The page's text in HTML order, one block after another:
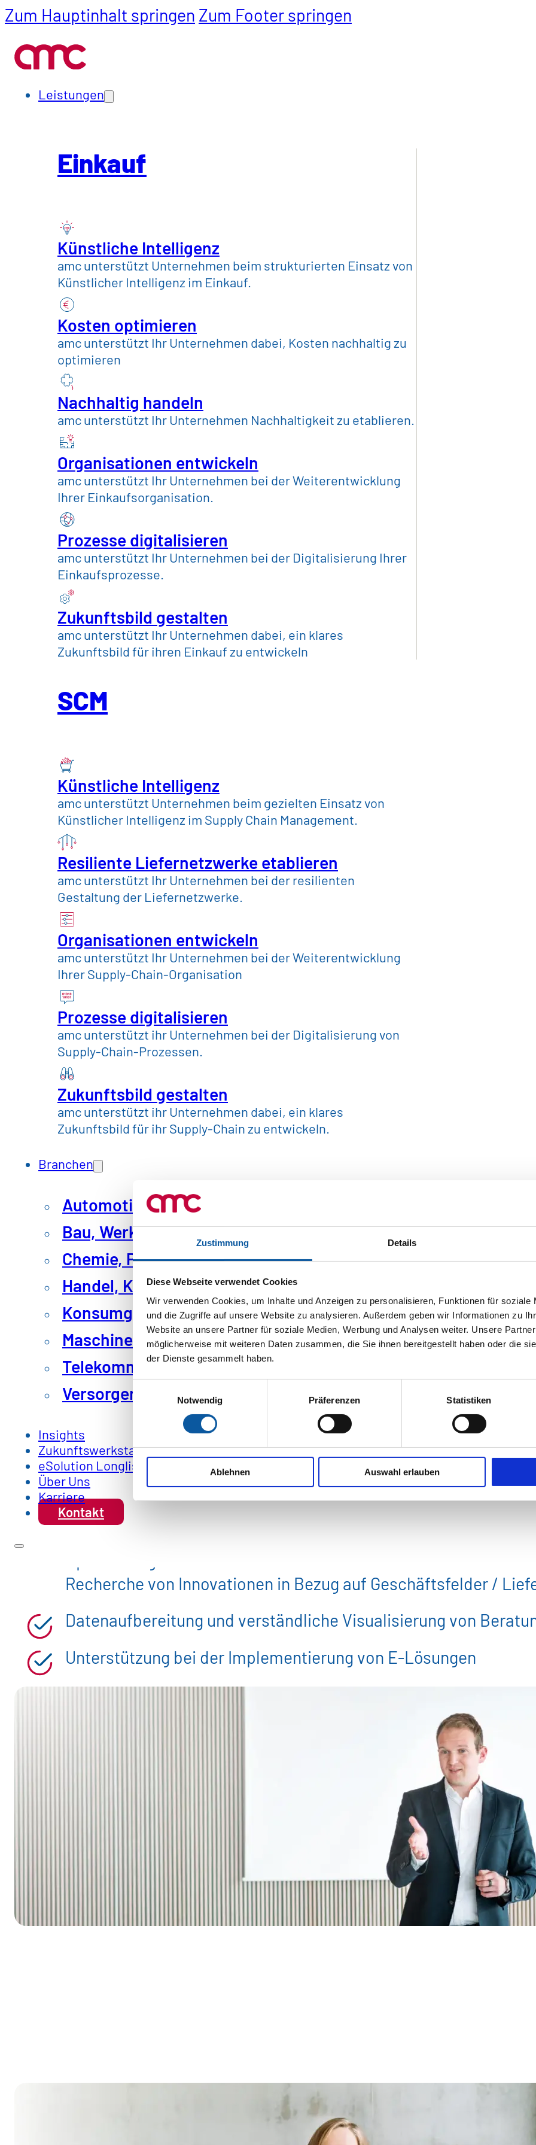
Zustimmung Details
Diese Webseite verwendet Cookies
Wir verwenden Cookies, um Inhalte und Anzeigen zu personalisieren, Funktionen für soziale
und die Zugriffe auf unsere Website zu analysieren. Außerdem geben wir Informationen zu
Website an unsere Partner für soziale Medien, Werbung und Analysen weiter. Unsere
möglicherweise mit weiteren Daten zusammen, die Sie ihnen bereitgestellt haben oder die
der Dienste gesammelt haben.
Notwendig
Präferenzen Statistiken
Ablehnen Auswahl erlauben
Zum Hauptinhalt springen Zum Footer springen
Leistungen
Einkauf
Künstliche Intelligenz
amc unterstützt Unternehmen beim strukturierten Einsatz von
Künstlicher Intelligenz im Einkauf.
Kosten optimieren
amc unterstützt Ihr Unternehmen dabei, Kosten nachhaltig zu
optimieren
Nachhaltig handeln
amc unterstützt Ihr Unternehmen Nachhaltigkeit zu etablieren.
Organisationen entwickeln
amc unterstützt Ihr Unternehmen bei der Weiterentwicklung
Ihrer Einkaufsorganisation.
Prozesse digitalisieren
amc unterstützt Ihr Unternehmen bei der Digitalisierung Ihrer
Einkaufsprozesse.
Zukunftsbild gestalten
amc unterstützt Ihr Unternehmen dabei, ein klares
Zukunftsbild für ihren Einkauf zu entwickeln
SCM
Künstliche Intelligenz
amc unterstützt Unternehmen beim gezielten Einsatz von
Künstlicher Intelligenz im Supply Chain Management.
Resiliente Liefernetzwerke etablieren
amc unterstützt Ihr Unternehmen bei der resilienten
Gestaltung der Liefernetzwerke.
Organisationen entwickeln
amc unterstützt Ihr Unternehmen bei der Weiterentwicklung
Ihrer Supply-Chain-Organisation
Prozesse digitalisieren
amc unterstützt ihr Unternehmen bei der Digitalisierung von
Supply-Chain-Prozessen.
Zukunftsbild gestalten
amc unterstützt ihr Unternehmen dabei, ein klares
Zukunftsbild für ihr Supply-Chain zu entwickeln.
Branchen
Automotive & Mobilität
Bau, Werkstoffe & Industrieprodukte
Chemie, Pharma & Kunststoff
Handel, Konsum
Konsumgüter & Lebensmittelindustrie
Maschinenbau & Anlagenbau
Telekommunikation & IT
Versorger und öffentliche Auftraggeber
Insights
Zukunftswerkstatt
eSolution Longlist
Über Uns
Karriere
Kontakt
Einkauf
SCM
Automotive & Mobilität
Chemie, Pharma & Kunststoff
Handel, Konsum
Konsumgüter & Lebensmittelindustrie
Maschinenbau & Anlagenbau
Telekommunikation & IT
Versorger und öffentliche Auftraggeber
InsightsZukunftswerkstatteSolution Longlist
Zurück zu Karriere
Praktikum
– Bonn / München
Standort: Bonn oder München
jetzt bewerben
Über den Job
Du möchtest in deinem Praktikum herausfinden, ob ein Job in der
Richtige für dich ist? Dann unterstütze unser Team – Dein Einsatzort
Kolleg:innen.
Jeder holt bei uns selbst seinen Kaffee und auch der Chef stellt die
stellen wir Dich nicht ein! Wir schätzen es, wenn Du als Praktikant:in
vorantreibst. Außerdem ist eine faire Vergütung, zugeordnete
gelebte Work-Life-Balance für uns selbstverständlich.
Deine Aufgaben
Recherche von Innovationen in Bezug auf Geschäftsfelder /
Datenaufbereitung und verständliche Visualisierung von
Unterstützung bei der Implementierung von E-Lösungen